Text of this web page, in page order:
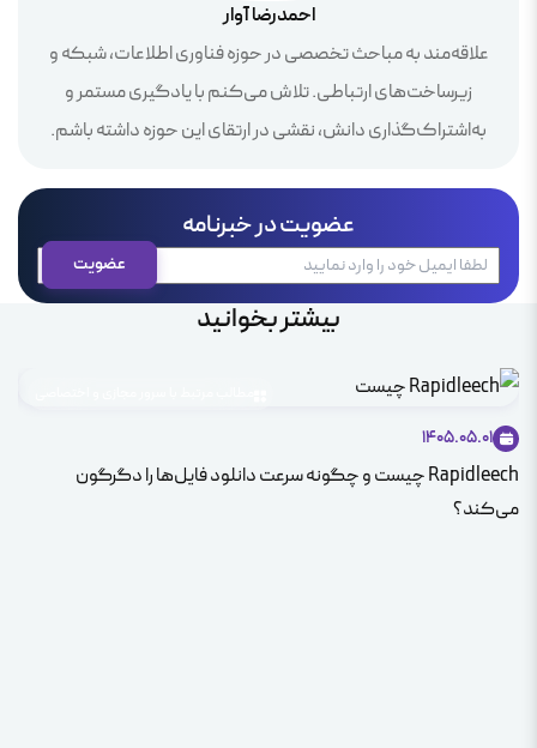
احمدرضا آوار
علاقه‌مند به مباحث تخصصی در حوزه فناوری اطلاعات، شبکه و
زیرساخت‌های ارتباطی. تلاش می‌کنم با یادگیری مستمر و
به‌اشتراک‌گذاری دانش، نقشی در ارتقای این حوزه داشته باشم.
عضویت در خبرنامه
بیشتر بخوانید
1405.05.01
Rapidleech چیست و چگونه سرعت دانلود فایل‌ها را دگرگون
می‌کند؟